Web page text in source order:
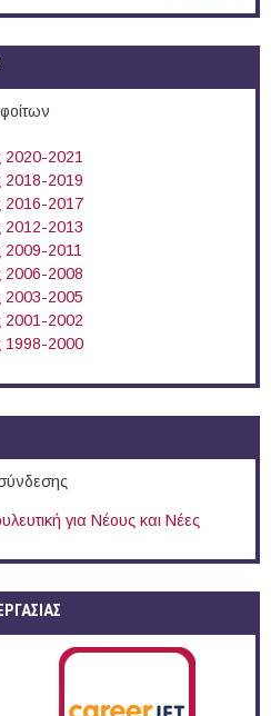
2021
2018-2019
2016-2017
2012-2013
2011
2006-2008
2003-2005
2001-2002
1998-2000
για Νέους και Νέες